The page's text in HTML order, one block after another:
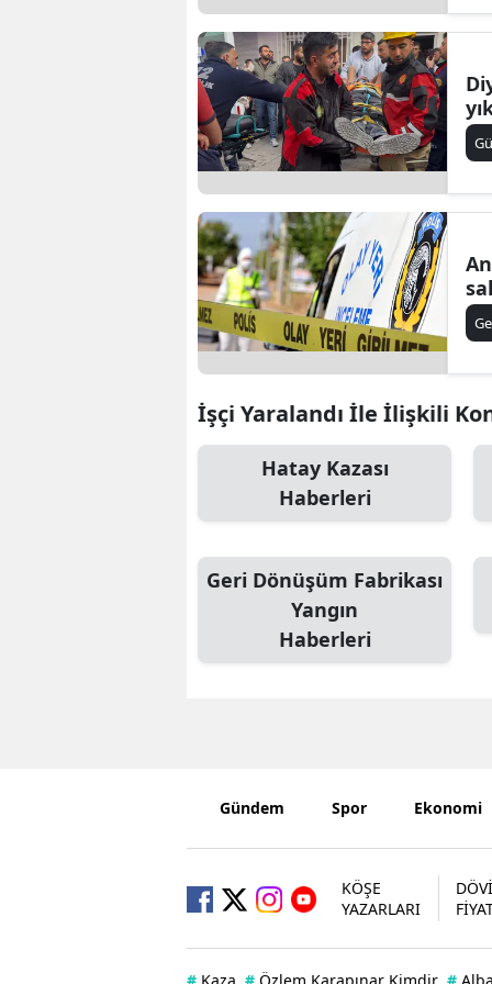
İşçi Yaralandı İle İlişkili
Hatay Kazası
Haberleri
Geri Dönüşüm Fabrikası
Yangın
Haberleri
Gündem Spor Ekonomi
KÖŞE
YAZARLARI